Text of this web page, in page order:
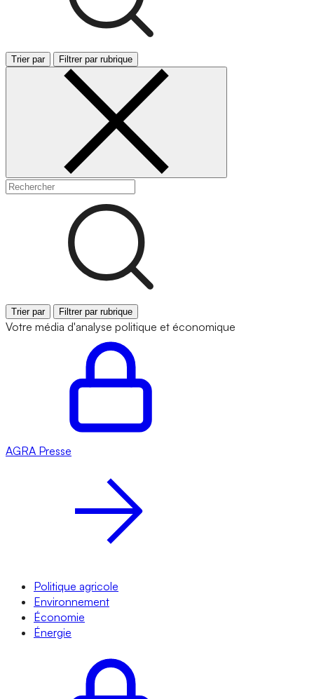
Trier par Filtrer par rubrique
Trier par Filtrer par rubrique
Votre média d'analyse politique et économique
AGRA Presse
Politique agricole
Environnement
Économie
Énergie